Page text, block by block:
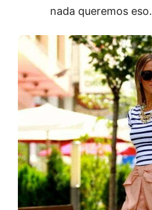
nada queremos eso.